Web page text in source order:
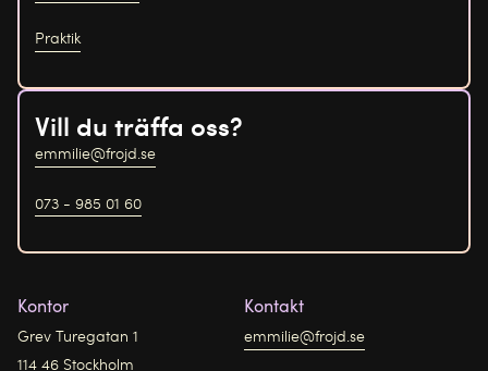
Praktik
Vill du träffa oss?
emmilie@frojd.se
073 - 985 01 60
Kontor
Grev Turegatan 1
114 46 Stockholm
Kontakt
emmilie@frojd.se